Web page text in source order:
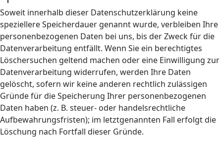
Soweit innerhalb dieser Datenschutzerklärung keine
speziellere Speicherdauer genannt wurde, verbleiben Ihre
personenbezogenen Daten bei uns, bis der Zweck für die
Datenverarbeitung entfällt. Wenn Sie ein berechtigtes
Löschersuchen geltend machen oder eine Einwilligung zur
Datenverarbeitung widerrufen, werden Ihre Daten
gelöscht, sofern wir keine anderen rechtlich zulässigen
Gründe für die Speicherung Ihrer personenbezogenen
Daten haben (z. B. steuer- oder handelsrechtliche
Aufbewahrungsfristen); im letztgenannten Fall erfolgt die
Löschung nach Fortfall dieser Gründe.